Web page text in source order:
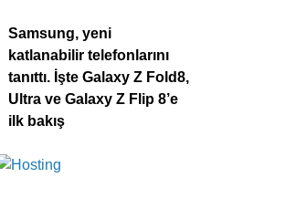
Samsung, yeni
katlanabilir telefonlarını
tanıttı. İşte Galaxy Z Fold8,
Ultra ve Galaxy Z Flip 8’e
ilk bakış